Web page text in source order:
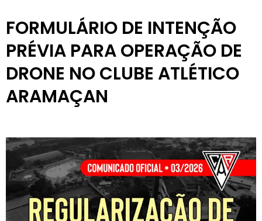
FORMULÁRIO DE INTENÇÃO
PRÉVIA PARA OPERAÇÃO DE
DRONE NO CLUBE ATLÉTICO
ARAMAÇAN